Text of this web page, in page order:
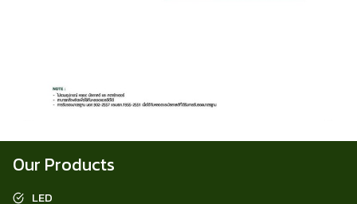
Our Products
LED